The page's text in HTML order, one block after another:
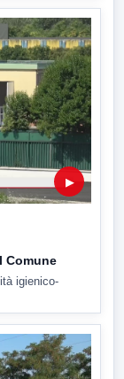
▶
Comune
igienico-